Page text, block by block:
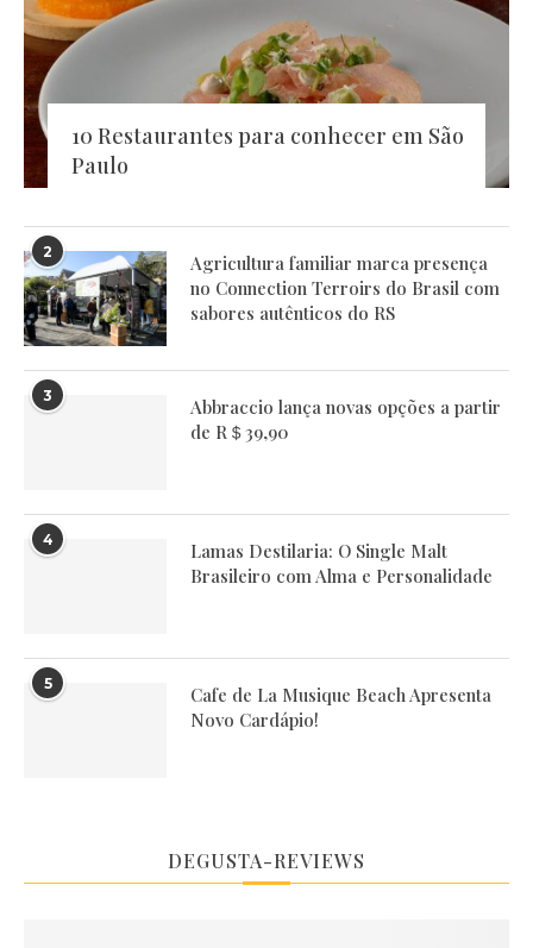
10 Restaurantes para conhecer em São
Paulo
2
Agricultura familiar marca presença
no Connection Terroirs do Brasil com
sabores autênticos do RS
3
Abbraccio lança novas opções a partir
de R＄39,90
4
Lamas Destilaria: O Single Malt
Brasileiro com Alma e Personalidade
5
Cafe de La Musique Beach Apresenta
Novo Cardápio!
DEGUSTA-REVIEWS